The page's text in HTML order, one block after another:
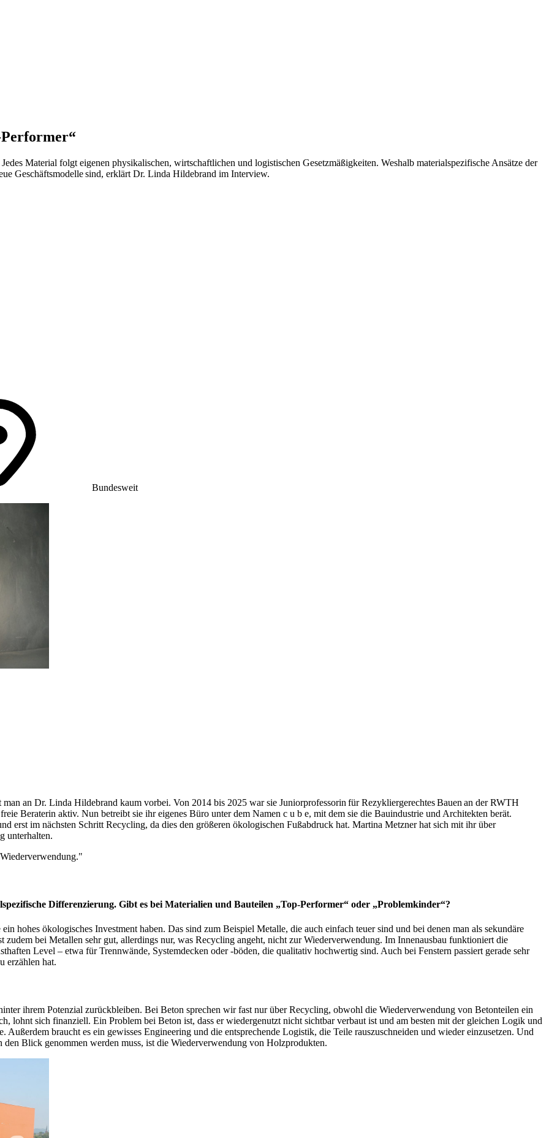
Material folgt eigenen physikalischen, wirtschaftlichen und logistischen Gesetzmäßigkeiten. Weshalb materialspezifische Ansätze der
Geschäftsmodelle sind, erklärt Dr. Linda Hildebrand im Interview.
Bundesweit
an Dr. Linda Hildebrand kaum vorbei. Von 2014 bis 2025 war sie Juniorprofessorin für Rezykliergerechtes Bauen an der RWTH
Beraterin aktiv. Nun betreibt sie ihr eigenes Büro unter dem Namen c u b e, mit dem sie die Bauindustrie und Architekten berät.
erst im nächsten Schritt Recycling, da dies den größeren ökologischen Fußabdruck hat. Martina Metzner hat sich mit ihr über
unterhalten.
Differenzierung. Gibt es bei Materialien und Bauteilen „Top-Performer“ oder „Problemkinder“?
hohes ökologisches Investment haben. Das sind zum Beispiel Metalle, die auch einfach teuer sind und bei denen man als sekundäre
bei Metallen sehr gut, allerdings nur, was Recycling angeht, nicht zur Wiederverwendung. Im Innenausbau funktioniert die
Level – etwa für Trennwände, Systemdecken oder -böden, die qualitativ hochwertig sind. Auch bei Fenstern passiert gerade sehr
erzählen hat.
ihrem Potenzial zurückbleiben. Bei Beton sprechen wir fast nur über Recycling, obwohl die Wiederverwendung von Betonteilen ein
lohnt sich finanziell. Ein Problem bei Beton ist, dass er wiedergenutzt nicht sichtbar verbaut ist und am besten mit der gleichen Logik und
braucht es ein gewisses Engineering und die entsprechende Logistik, die Teile rauszuschneiden und wieder einzusetzen. Und
Blick genommen werden muss, ist die Wiederverwendung von Holzprodukten.